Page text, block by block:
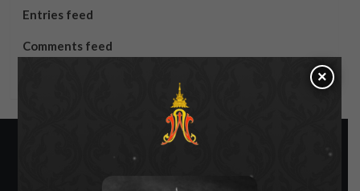
Entries feed
Comments feed
×